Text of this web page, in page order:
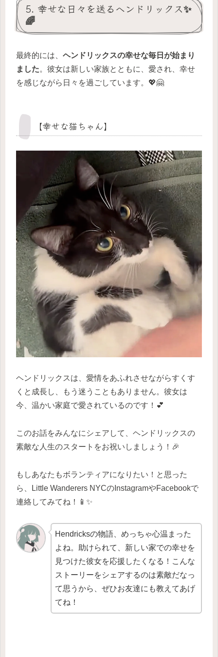
5. 幸せな日々を送るヘンドリックス✨
🌈
最終的には、 ヘンドリックスの幸せな毎日が始まり
ました。彼女は新しい家族とともに、愛され、幸せ
を感じながら日々を過ごしています。💖🤗
【幸せな猫ちゃん】
ヘンドリックスは、愛情をあふれさせながらすくす
くと成長し、もう迷うこともありません。彼女は
今、温かい家庭で愛されているのです！💕
このお話をみんなにシェアして、ヘンドリックスの
素敵な人生のスタートをお祝いしましょう！🎉
もしあなたもボランティアになりたい！と思った
ら、Little Wanderers NYCのInstagramやFacebookで
連絡してみてね！📱✨
Hendricksの物語、めっちゃ心温まった
よね。助けられて、新しい家での幸せを
見つけた彼女を応援したくなる！こんな
ストーリーをシェアするのは素敵だなっ
て思うから、ぜひお友達にも教えてあげ
てね！